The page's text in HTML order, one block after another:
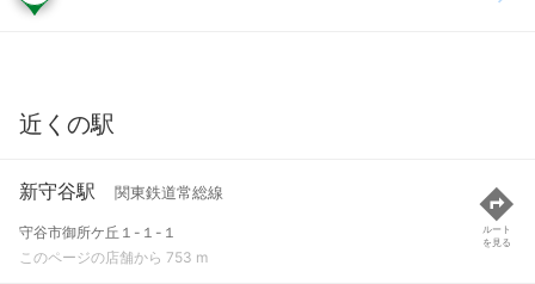
近くの駅
新守谷駅 関東鉄道常総線
守谷市御所ケ丘１-１-１
このページの店舗から 753 m
ルート
を見る